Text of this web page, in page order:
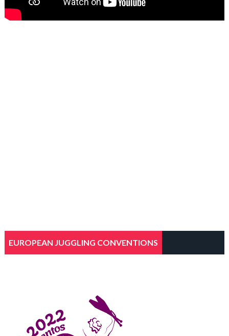
EUROPEAN JUGGLING CONVENTIONS